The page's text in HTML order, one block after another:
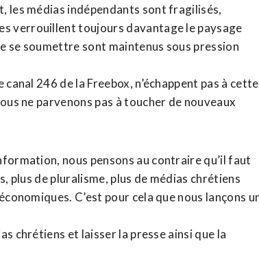
les médias indépendants sont fragilisés,
verrouillent toujours davantage le paysage
se soumettre sont maintenus sous pression
246 de la Freebox, n’échappent pas à cette
ne parvenons pas à toucher de nouveaux
nous pensons au contraire qu’il faut
plus de pluralisme, plus de médias chrétiens
C’est pour cela que nous lançons
chrétiens et laisser la presse ainsi que la